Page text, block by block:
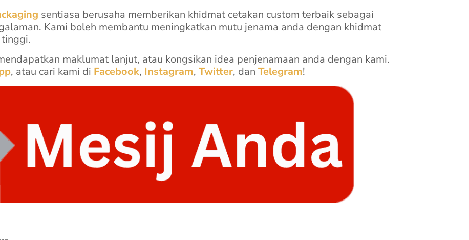
sentiasa berusaha memberikan khidmat cetakan custom terbaik sebagai
Kami boleh membantu meningkatkan mutu jenama anda dengan khidmat
maklumat lanjut, atau kongsikan idea penjenamaan anda dengan kami.
, atau cari kami di Facebook, Instagram,Twitter, danTelegram!